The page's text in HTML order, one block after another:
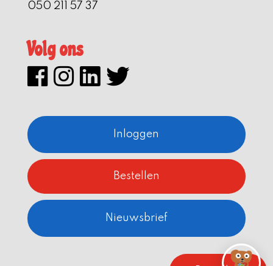
050 211 57 37
Volg ons
Inloggen
Bestellen
Nieuwsbrief